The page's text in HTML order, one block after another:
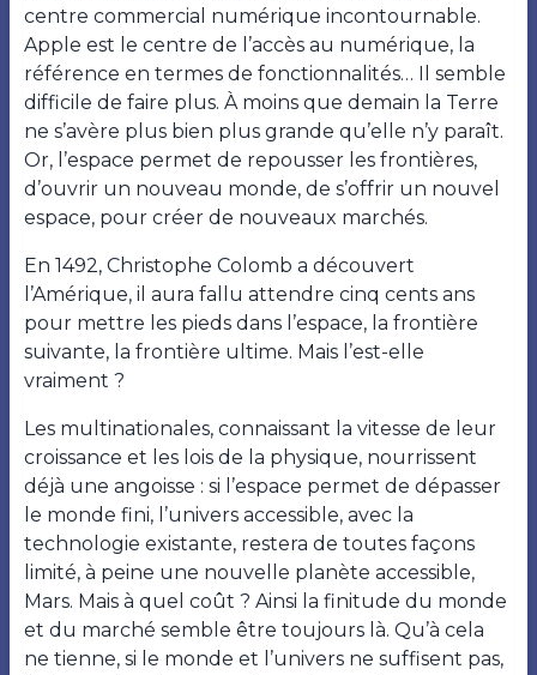
centre commercial numérique incontournable.
Apple est le centre de l’accès au numérique, la
référence en termes de fonctionnalités… Il semble
difficile de faire plus. À moins que demain la Terre
ne s’avère plus bien plus grande qu’elle n’y paraît.
Or, l’espace permet de repousser les frontières,
d’ouvrir un nouveau monde, de s’offrir un nouvel
espace, pour créer de nouveaux marchés.
En 1492, Christophe Colomb a découvert
l’Amérique, il aura fallu attendre cinq cents ans
pour mettre les pieds dans l’espace, la frontière
suivante, la frontière ultime. Mais l’est-elle
vraiment ?
Les multinationales, connaissant la vitesse de leur
croissance et les lois de la physique, nourrissent
déjà une angoisse : si l’espace permet de dépasser
le monde fini, l’univers accessible, avec la
technologie existante, restera de toutes façons
limité, à peine une nouvelle planète accessible,
Mars. Mais à quel coût ? Ainsi la finitude du monde
et du marché semble être toujours là. Qu’à cela
ne tienne, si le monde et l’univers ne suffisent pas,